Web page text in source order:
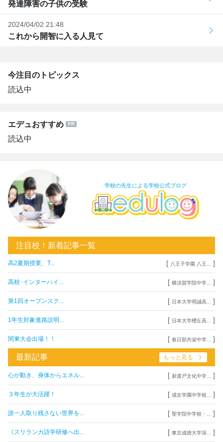
発達障害の子供の受験
2024/04/02 21:48
これから開智に入る人見て
今注目のトピックス
読込中
エデュおすすめ
読込中
学校の先生による学校公式ブログ
注目校！新着記事一覧
高2夏期授業、T... [ 八王子学園 八王... ]
高校･インターハイ... [ 横須賀学院中学... ]
第1回オープンスク... [ 日本大学明誠高... ]
1年生対象進路説明... [ 日本大学櫻丘高... ]
関東大会出場！！ [ 春日部共栄中学... ]
最新記事 もっと見る
心が動き、身体からエネル... [ 新渡戸文化中学... ]
３年生が大活躍！ [ 成女学園中学校... ]
誰一人取り残さない世界を... [ 聖学院中学校・... ]
《スリランカ語学研修へ出... [ 東京成徳大学深... ]